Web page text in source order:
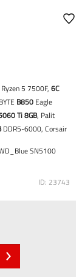
5 7500F, 6C
B850Eagle
Ti 8GB, Palit
DDR5-6000, Corsair
SN5100
ID: 23743